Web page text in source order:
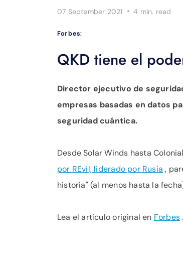
07 September 2021 ·4 min. read
Forbes:
QKD tiene el
Director ejecutivo de
empresas basadas en datos
seguridad cuántica.
Desde Solar Winds hasta
por REvil, liderado por Rusia ,
historia" (al menos hasta la
Lea el artículo original en Forbes.